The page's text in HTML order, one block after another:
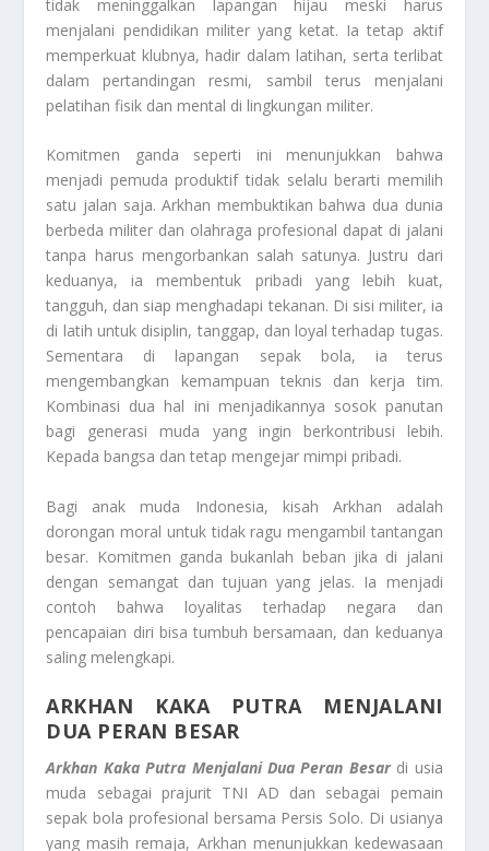
tidak meninggalkan lapangan hijau meski harus
menjalani pendidikan militer yang ketat. Ia tetap aktif
memperkuat klubnya, hadir dalam latihan, serta terlibat
dalam pertandingan resmi, sambil terus menjalani
pelatihan fisik dan mental di lingkungan militer.
Komitmen ganda seperti ini menunjukkan bahwa
menjadi pemuda produktif tidak selalu berarti memilih
satu jalan saja. Arkhan membuktikan bahwa dua dunia
berbeda militer dan olahraga profesional dapat di jalani
tanpa harus mengorbankan salah satunya. Justru dari
keduanya, ia membentuk pribadi yang lebih kuat,
tangguh, dan siap menghadapi tekanan. Di sisi militer, ia
di latih untuk disiplin, tanggap, dan loyal terhadap tugas.
Sementara di lapangan sepak bola, ia terus
mengembangkan kemampuan teknis dan kerja tim.
Kombinasi dua hal ini menjadikannya sosok panutan
bagi generasi muda yang ingin berkontribusi lebih.
Kepada bangsa dan tetap mengejar mimpi pribadi.
Bagi anak muda Indonesia, kisah Arkhan adalah
dorongan moral untuk tidak ragu mengambil tantangan
besar. Komitmen ganda bukanlah beban jika di jalani
dengan semangat dan tujuan yang jelas. Ia menjadi
contoh bahwa loyalitas terhadap negara dan
pencapaian diri bisa tumbuh bersamaan, dan keduanya
saling melengkapi.
ARKHAN KAKA PUTRA MENJALANI
DUA PERAN BESAR
Arkhan Kaka Putra Menjalani Dua Peran Besardi usia
muda sebagai prajurit TNI AD dan sebagai pemain
sepak bola profesional bersama Persis Solo. Di usianya
yang masih remaja, Arkhan menunjukkan kedewasaan